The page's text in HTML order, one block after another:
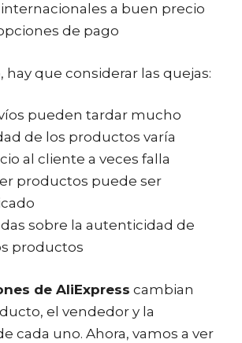
internacionales a buen precio
de pago
hay que considerar las quejas:
pueden tardar mucho
de los productos varía
al cliente a veces falla
productos puede ser
sobre la autenticidad de
productos
de AliExpress cambian
el vendedor y la
cada uno. Ahora, vamos a ver